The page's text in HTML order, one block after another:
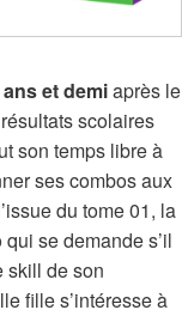
et demiaprès le
scolaires
son temps libre à
ses combos aux
du tome 01, la
se demande s’il
skill de son
fille s’intéresse à